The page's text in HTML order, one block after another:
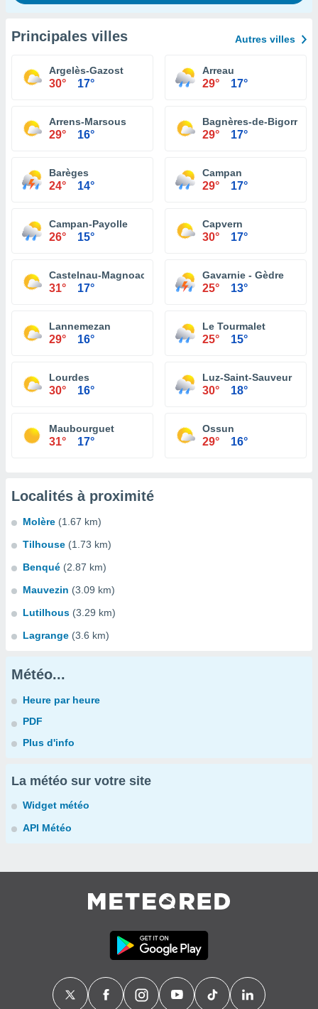
Principales villes Autres villes
Argelès-Gazost
30° 17°
Arreau
29° 17°
Arrens-Marsous
29° 16°
Bagnères-de-Bigorre
29° 17°
Barèges
24° 14°
Campan
29° 17°
Campan-Payolle
26° 15°
Capvern
30° 17°
Castelnau-Magnoac
31° 17°
Gavarnie - Gèdre
25° 13°
Lannemezan
29° 16°
Le Tourmalet
25° 15°
Lourdes
30° 16°
Luz-Saint-Sauveur
30° 18°
Maubourguet
31° 17°
Ossun
29° 16°
Localités à proximité
Molère (1.67 km)
Tilhouse (1.73 km)
Benqué (2.87 km)
Mauvezin (3.09 km)
Lutilhous (3.29 km)
Lagrange (3.6 km)
Météo...
Heure par heure
PDF
Plus d'info
La météo sur votre site
Widget météo
API Météo